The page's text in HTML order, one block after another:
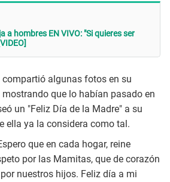
a hombres EN VIVO: "Si quieres ser
compartió algunas fotos en su
que lo habían pasado en
un "Feliz Día de la Madre" a su
ella ya la considera como tal.
que en cada hogar, reine
por las Mamitas, que de corazón
nuestros hijos. Feliz día a mi